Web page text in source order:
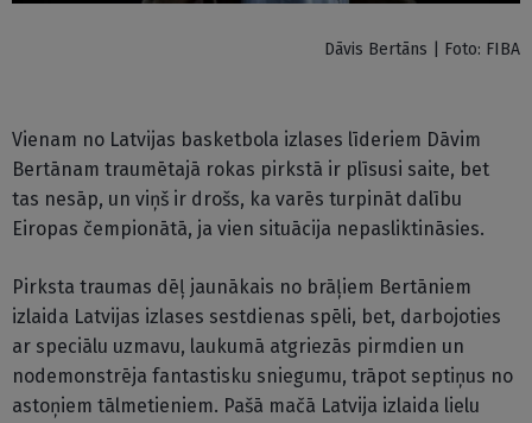
Dāvis Bertāns | Foto: FIBA
Vienam no Latvijas basketbola izlases līderiem Dāvim
Bertānam traumētajā rokas pirkstā ir plīsusi saite, bet
tas nesāp, un viņš ir drošs, ka varēs turpināt dalību
Eiropas čempionātā, ja vien situācija nepasliktināsies.
Pirksta traumas dēļ jaunākais no brāļiem Bertāniem
izlaida Latvijas izlases sestdienas spēli, bet, darbojoties
ar speciālu uzmavu, laukumā atgriezās pirmdien un
nodemonstrēja fantastisku sniegumu, trāpot septiņus no
astoņiem tālmetieniem. Pašā mačā Latvija izlaida lielu